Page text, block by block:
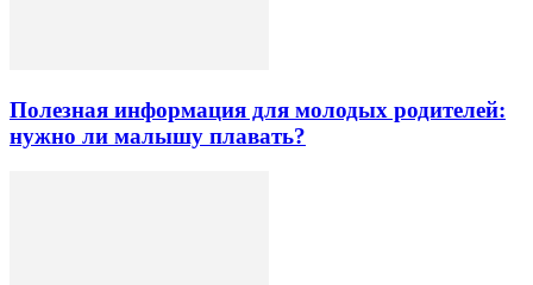
Полезная информация для молодых родителей:
нужно ли малышу плавать?